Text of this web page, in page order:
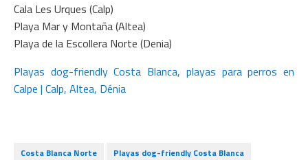
Cala Les Urques (Calp)
Playa Mar y Montaña (Altea)
Playa de la Escollera Norte (Denia)
Playas dog-friendly Costa Blanca, playas para perros en
Calpe | Calp, Altea, Dénia
Costa Blanca Norte Playas dog-friendly Costa Blanca